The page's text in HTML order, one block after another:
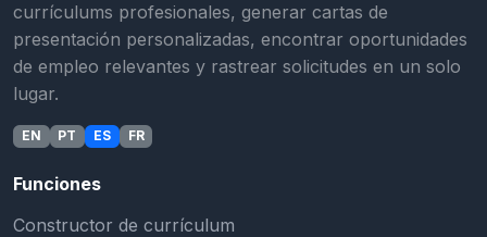
currículums profesionales, generar cartas de
presentación personalizadas, encontrar oportunidades
de empleo relevantes y rastrear solicitudes en un solo
lugar.
EN PT ES FR
Funciones
Constructor de currículum